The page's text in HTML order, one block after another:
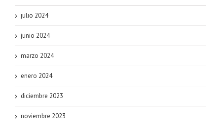
julio 2024
junio 2024
marzo 2024
enero 2024
diciembre 2023
noviembre 2023